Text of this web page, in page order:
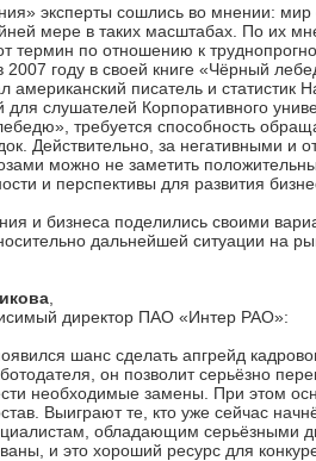
эксперты сошлись во мнении: мир
мере в таких масштабах. По их
термин по отношению к
году в своей книге «Чёрный
американский писатель и
для слушателей Корпоративного
требуется способность
Действительно, за негативными и
можно не заметить
и перспективы для развития
и бизнеса поделились своими
дальнейшей ситуации на
директор ПАО «Интер РАО»:
шанс сделать апгрейд
он позволит серьёзно
необходимые замены. При этом
Выиграют те, кто уже сейчас
обладающим серьёзными
и это хороший ресурс для